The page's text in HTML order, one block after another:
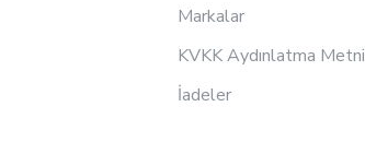
Markalar
KVKK Aydınlatma Metni
İadeler